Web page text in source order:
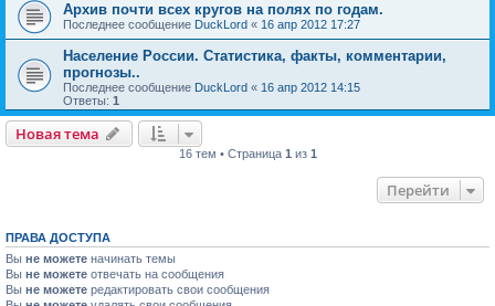
Архив почти всех кругов на полях по годам.
Последнее сообщение DuckLord « 16 апр 2012 17:27
Население России. Статистика, факты, комментарии,
прогнозы..
Последнее сообщение DuckLord « 16 апр 2012 14:15
Ответы: 1
Новая тема
16 тем • Страница 1 из 1
Перейти
ПРАВА ДОСТУПА
Вы не можете начинать темы
Вы не можете отвечать на сообщения
Вы не можете редактировать свои сообщения